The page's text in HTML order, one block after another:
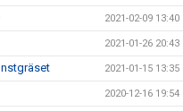
2021-02-09 13:40
2021-01-26 20:43
2021-01-15 13:35
2020-12-16 19:54